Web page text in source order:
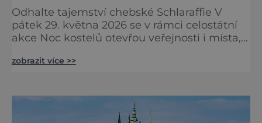
Odhalte tajemství chebské Schlaraffie V
pátek 29. května 2026 se v rámci celostátní
akce Noc kostelů otevřou veřejnosti i místa,
nejzajímavějších bude bezesporu Husův
večer plný historie, hudby, tajemství i
dobrodružství pro malé i velké návštěvníky.
zobrazit více >>